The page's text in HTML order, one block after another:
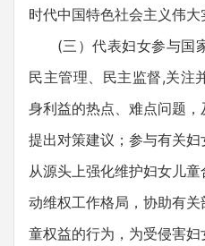
时代中国特色社会主义伟大
(三）代表妇女参与国
民主管理、民主监督,关注
身利益的热点、难点问题，
提出对策建议；参与有关妇
从源头上强化维护妇女儿
动维权工作格局，协助有
童权益的行为，为受侵害妇